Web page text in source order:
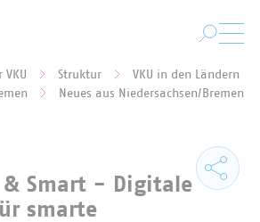
VKU Struktur
VKU in den Ländern
Neues aus Niedersachsen/Bremen
& Smart - Digitale
smarte